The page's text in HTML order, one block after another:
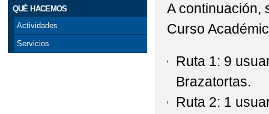
QUÉ HACEMOS
Actividades
Servicios
A continuación,
Curso
Ruta 1: 9
Brazatortas.
Ruta 2: 1